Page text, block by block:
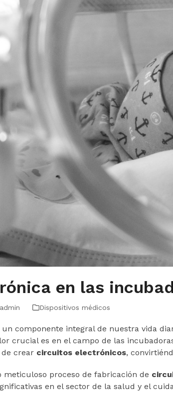
en las
admin Dispositivos médicos
componente integral de nuestra vida
crucial es en el campo de las
crear circuitos electrónicos,
meticuloso proceso de fabricación de
en el sector de la salud y el